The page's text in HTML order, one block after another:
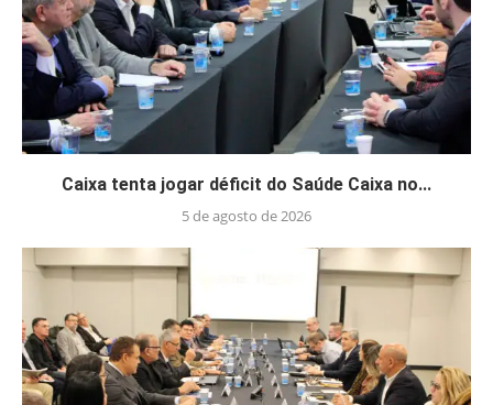
Caixa tenta jogar déficit do Saúde Caixa no...
5 de agosto de 2026